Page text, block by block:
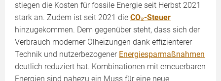
stiegen die Kosten für fossile Energie seit Herbst 2021
stark an. Zudem ist seit 2021 die CO₂-Steuer
hinzugekommen. Dem gegenüber steht, dass sich der
Verbrauch moderner Ölheizungen dank effizienterer
Technik und nutzerbezogener Energiesparmaßnahmen
deutlich reduziert hat. Kombinationen mit erneuerbaren
Energien sind nahezu ein Muss für eine neue